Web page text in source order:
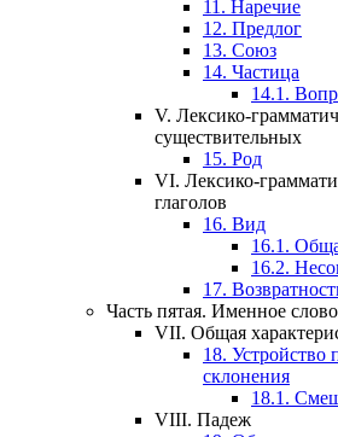
11. Наречие
12. Предлог
13. Союз
14. Частица
14.1.
V. Лексико-
существительных
15. Род
VI. Лексико-
глаголов
16. Вид
16.1.
16.2.
17.
Часть пятая. Именное
VII. Общая
18. Устройство
склонения
18.1.
VIII. Падеж